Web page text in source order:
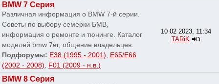
BMW 7 Серия
Различная информация о BMW 7-й серии.
Советы по выбору семерки БМВ,
информация о ремонте и тюнинге. Каталог
моделей bmw 7er, общение владельцев.
Подфорумы: E38 (1995 - 2001), E65/E66
(2002 - 2008), F01 (2009 - н.в.)
10 02 2023, 11:34
TARiK
BMW 8 Серия